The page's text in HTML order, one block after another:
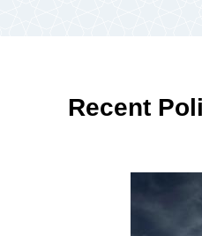
Recent